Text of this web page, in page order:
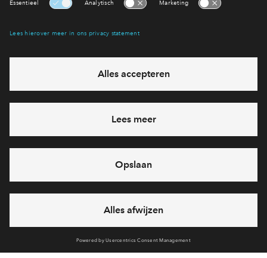
Interesse? Meld je dan snel aan
Hiermee blijf je op de hoogte van het belangrijkste nieuws en
Ja, ik wil mij aanmelden
Heb je een vraag en wil je direct antwoord? Bel ons op
7122659
feestdagen)
vandaag gesloten, vrijdag zijn we vanaf
09:00 uur weer
bereikbaar